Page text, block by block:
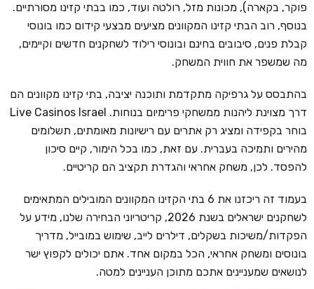
פוקר, בקארה), מכונות מזל, רולטה ועוד, כמו בבתי קזינו מסורתיים.
בנוסף, רוב הבתי קזינו המקוונים מציעים מבצעי קידום כמו בונוסי
קבלת פנים, סיבובים בחינם ובונוסי רילוד לשחקנים חדשים וקיימים,
מה שמשפר את חווית המשחק.
בהתבסס על גרפיקה מתקדמת ותוכנה יציבה, בתי קזינו מקוונים הם
דרך מצוינת ליהנות ממשחקי פרימיום בנוחות. Live Casinos Israel
בוחר בקפידה ומציג רק אתרים עם רישיונות מאומתים, תשלומים
מהירים ותמיכה בעברית. עם זאת, כמו בכל הימור, קיים סיכון
להפסד. לכן, משחק אחראי והגדרת תקציב הם קריטיים.
בעמוד זה ריכזנו את 6 בתי הקזינו המקוונים המובילים המתאימים
לשחקנים ישראלים בשנת 2026, קריטריוני הבחירה שלנו, מידע על
הפקדות/משיכות בשקלים, דילרים לייב, שימוש במובייל, מדריך
בונוסים ומשחק אחראי, הכל במקום אחד. אתם יכולים לקפוץ ישר
לנושאים שמעניינים אתכם מתוכן העניינים למטה.